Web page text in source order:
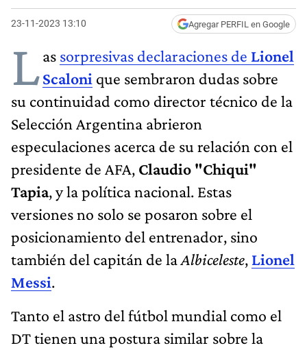
23-11-2023 13:10 Agregar PERFIL en Google
Las sorpresivas declaraciones de Lionel
Scaloni que sembraron dudas sobre
su continuidad como director técnico de la
Selección Argentina abrieron
especulaciones acerca de su relación con el
presidente de AFA, Claudio "Chiqui"
Tapia, y la política nacional. Estas
versiones no solo se posaron sobre el
posicionamiento del entrenador, sino
también del capitán de laAlbiceleste, Lionel
Messi.
Tanto el astro del fútbol mundial como el
DT tienen una postura similar sobre la